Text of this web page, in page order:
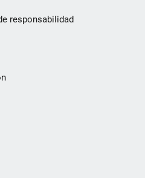
responsabilidad